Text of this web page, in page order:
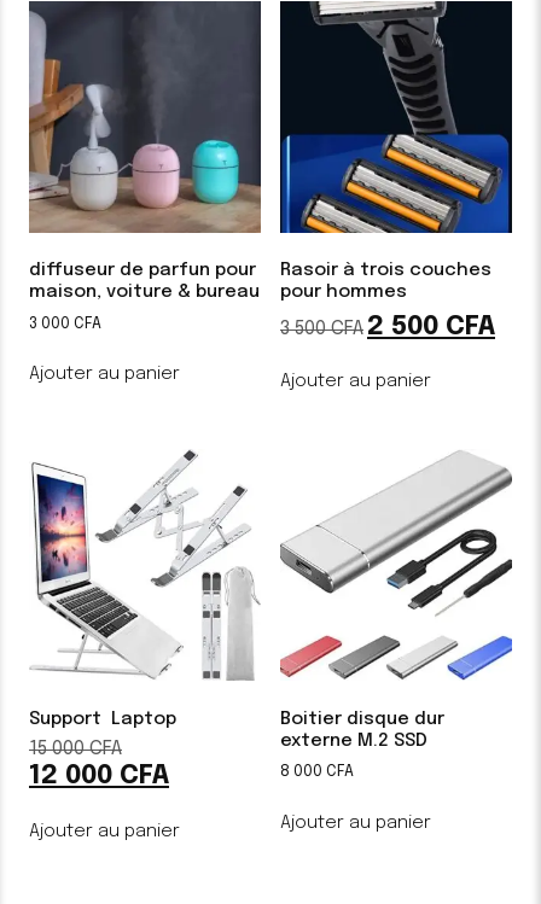
diffuseur de parfun pour
maison, voiture & bureau
3 000 CFA
Ajouter au panier
Rasoir à trois couches
pour hommes
3 500CFA Le
était :
2 500 CFA
Ajouter au panier
Support Laptop
15 000CFALe
prix
15
12 000 CFA
est :
Ajouter au panier
Boitier disque dur
externe M.2 SSD
8 000 CFA
Ajouter au panier